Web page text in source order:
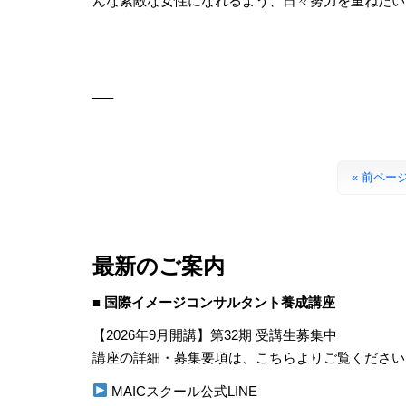
—–
« 前ペー
最新のご案内
■ 国際イメージコンサルタント養成講座
【2026年9月開講】第32期 受講生募集中
講座の詳細・募集要項は、こちらよりご覧ください
MAICスクール公式LINE